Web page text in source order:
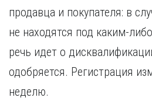
продавца и покупателя: в
не находятся под каким-
речь идет о
одобряется. Регистрация
неделю.